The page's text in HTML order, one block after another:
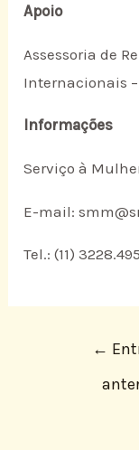
Apoio
Assessoria de
Internacionais –
Informações
Serviço à
E-mail:
Tel.: (11)
←